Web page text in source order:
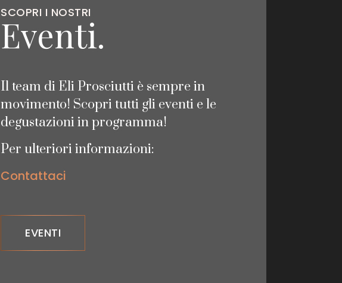
SCOPRI I NOSTRI
Eventi.
Il team di Eli Prosciutti è sempre in
movimento! Scopri tutti gli eventi e le
degustazioni in programma!
Per ulteriori informazioni:
Contattaci
EVENTI